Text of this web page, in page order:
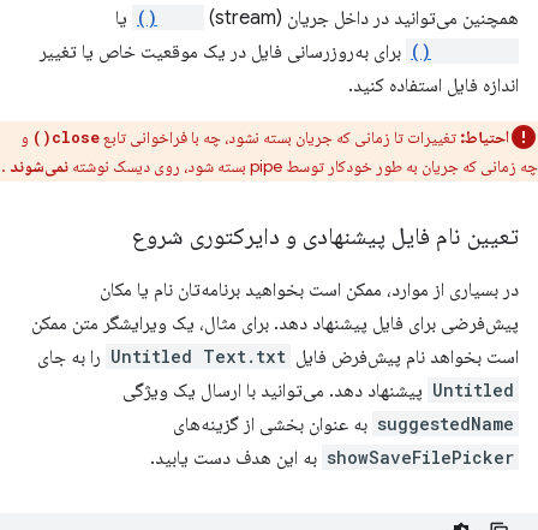
همچنین می‌توانید در داخل جریان (stream) یا
برای به‌روزرسانی فایل در یک موقعیت خاص یا تغییر
اندازه فایل استفاده کنید.
احتیاط: تغییرات تا زمانی که جریان بسته نشود، چه با فراخوانی تابعclose()
و
چه زمانی که جریان به طور خودکار توسط pipe بسته شود، روی دیسک نوشته
نمی‌شوند .
تعیین نام فایل پیشنهادی و دایرکتوری شروع
در بسیاری از موارد، ممکن است بخواهید برنامه‌تان نام یا مکان
پیش‌فرضی برای فایل پیشنهاد دهد. برای مثال، یک ویرایشگر متن ممکن
است بخواهد نام پیش‌فرض فایل Untitled Text.txt را به جای
Untitled پیشنهاد دهد. می‌توانید با ارسال یک ویژگی
suggestedName به عنوان بخشی از گزینه‌های
showSaveFilePicker به این هدف دست یابید.